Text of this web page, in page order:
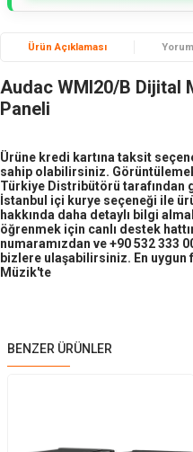
Ürün Açıklaması
Audac WMI20/B Dijital
Paneli
Ürüne kredi kartına taksit
sahip olabilirsiniz.
Türkiye Distribütörü tarafından
İstanbul içi kurye seçeneği ile
hakkında daha detaylı bilgi
öğrenmek için canlı destek
numaramızdan ve +90 532 333
bizlere ulaşabilirsiniz. En uygun
Müzik'te
BENZER ÜRÜNLER